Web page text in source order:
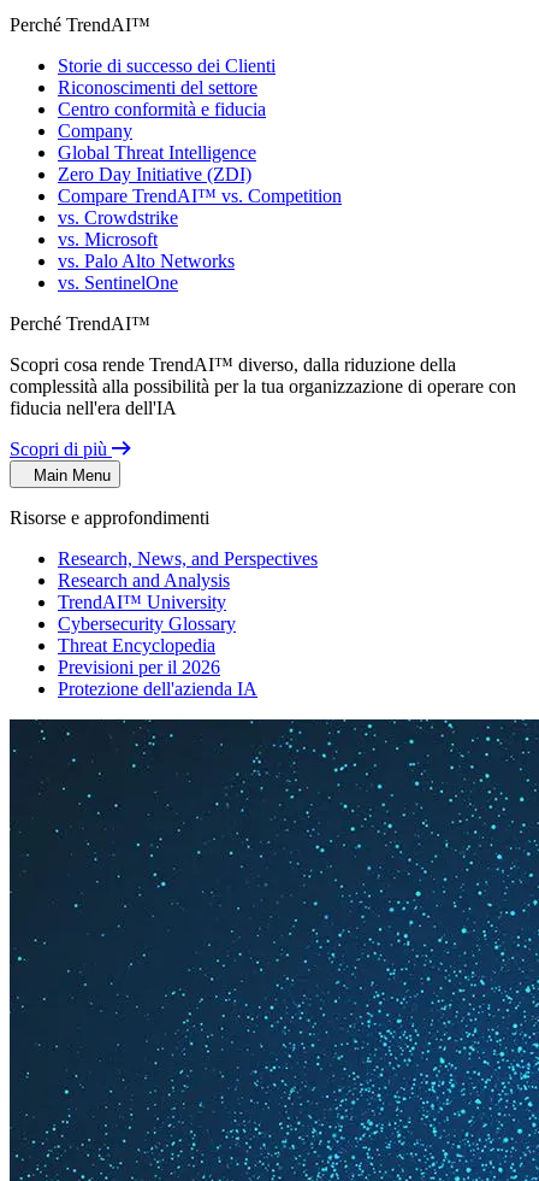
Perché TrendAI™
Storie di successo dei Clienti
Riconoscimenti del settore
Centro conformità e fiducia
Company
Global Threat Intelligence
Zero Day Initiative (ZDI)
Compare TrendAI™ vs. Competition
vs. Crowdstrike
vs. Microsoft
vs. Palo Alto Networks
vs. SentinelOne
Perché TrendAI™
Scopri cosa rende TrendAI™ diverso, dalla riduzione della
complessità alla possibilità per la tua organizzazione di operare con
fiducia nell'era dell'IA
Scopri di più
Main Menu
Risorse e approfondimenti
Research, News, and Perspectives
Research and Analysis
TrendAI™ University
Cybersecurity Glossary
Threat Encyclopedia
Previsioni per il 2026
Protezione dell'azienda IA